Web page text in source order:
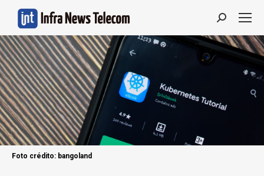
Search:
Foto crédito: bangoland